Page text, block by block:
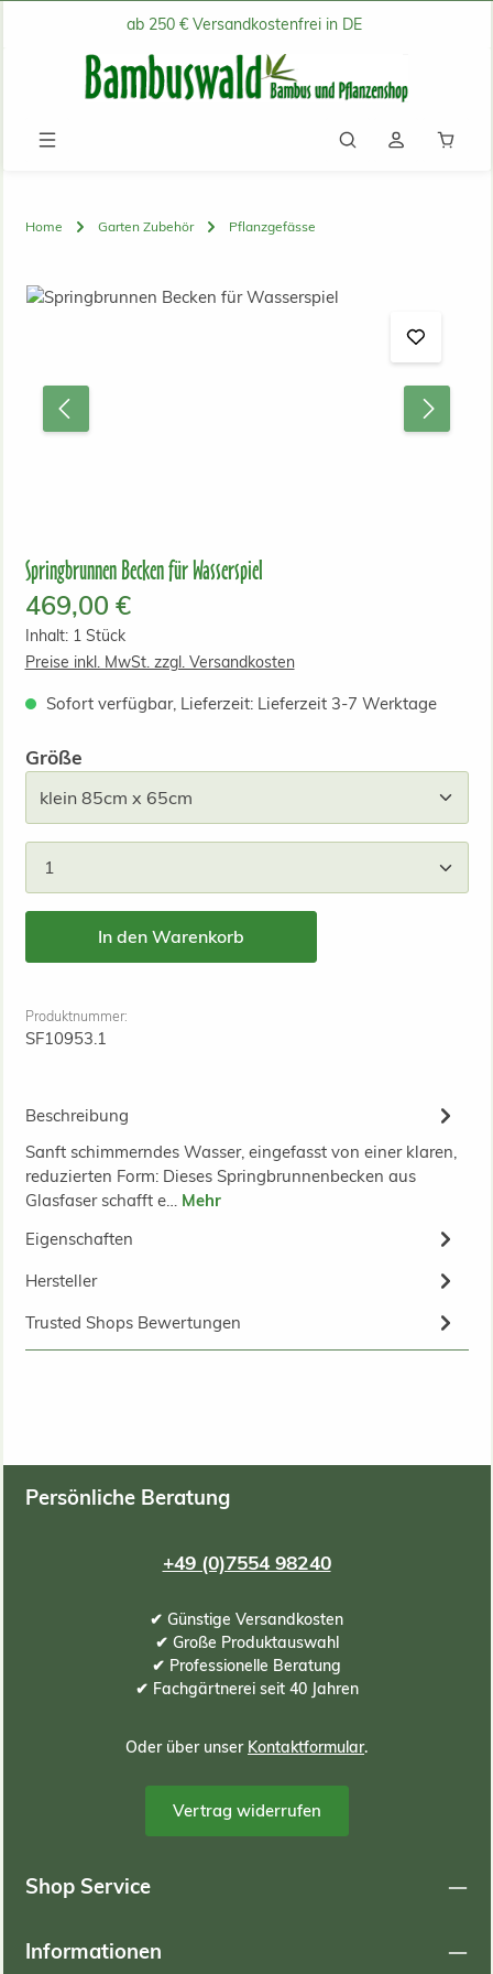
Zum Hauptinhalt springenab 250 € Versandkostenfrei in DE
Home Garten Zubehör Pflanzgefässe
Bildergalerie überspringen
Springbrunnen Becken für Wasserspiel
Regulärer Preis:
469,00 €
Inhalt: 1 Stück
Preise inkl. MwSt. zzgl. Versandkosten
Sofort verfügbar, Lieferzeit: Lieferzeit 3-7 Werktage
Größeauswählen
In den Warenkorb
Produktnummer:
SF10953.1
Beschreibung
Sanft schimmerndes Wasser, eingefasst von einer klaren,
reduzierten Form: Dieses Springbrunnenbecken aus
Glasfaser schafft e… Mehr
Eigenschaften
Hersteller
Trusted Shops Bewertungen
Persönliche Beratung
+49 (0)7554 98240
✔ Günstige Versandkosten
✔ Große Produktauswahl
✔ Professionelle Beratung
✔ Fachgärtnerei seit 40 Jahren
Oder über unser Kontaktformular.
Vertrag widerrufen
Shop Service
Informationen